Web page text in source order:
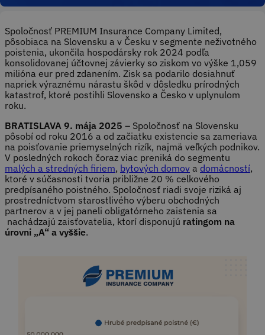
Spoločnosť PREMIUM Insurance Company Limited,
pôsobiaca na Slovensku a v Česku v segmente neživotného
poistenia, ukončila hospodársky rok 2024 podľa
konsolidovanej účtovnej závierky so ziskom vo výške 1,059
milióna eur pred zdanením. Zisk sa podarilo dosiahnuť
napriek výraznému nárastu škôd v dôsledku prírodných
katastrof, ktoré postihli Slovensko a Česko v uplynulom
roku.
BRATISLAVA 9. mája 2025 – Spoločnosť na Slovensku
pôsobí od roku 2016 a od začiatku existencie sa zameriava
na poisťovanie priemyselných rizík, najmä veľkých podnikov.
V posledných rokoch čoraz viac preniká do segmentu
malých a stredných firiem, bytových domov a domácností,
ktoré v súčasnosti tvoria približne 20 % celkového
predpísaného poistného. Spoločnosť riadi svoje riziká aj
prostredníctvom starostlivého výberu obchodných
partnerov a v jej paneli obligatórneho zaistenia sa
nachádzajú zaisťovatelia, ktorí disponujú ratingom na
úrovni „A“ a vyššie.